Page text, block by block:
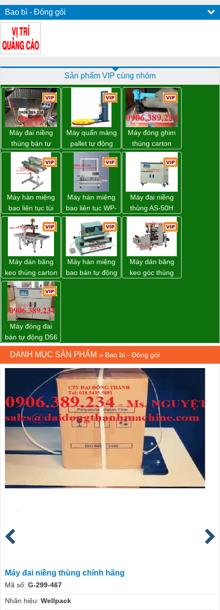
Bao bì - Đóng gói
Sản phẩm VIP cùng nhóm
Máy đai niềng
thùng bán tự
động D53XS2
của hãng
Strapack Nhật
Máy quấn màng
pallet tự động
WP-55 chính
hãng Wellpack
giá tốt
Máy đóng ghim
thùng carton
dùng khí nén giá
tốt
Máy hàn miệng
bao liên tục túi
nằm nghiêng.
Máy hàn miệng
bao liên tục WP-
1200V chính
hãng giá tốt
Máy đai niềng
thùng AS-50H
Wellpack
Máy dán băng
keo thùng carton
WP-5050RL
chính hãng
Máy hàn miệng
bao bán tự động
Máy dán băng
keo góc thùng
Máy đóng đai
bán tự động D56
Strapack
DANH MỤC SẢN PHẨM » Bao bì - Đóng gói
Máy đai niềng thùng chính hãng
Mã số: G-299-467
Nhãn hiệu: Wellpack